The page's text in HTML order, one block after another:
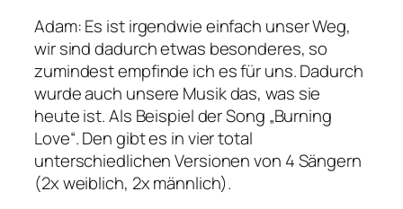
Adam: Es ist irgendwie einfach unser Weg,
wir sind dadurch etwas besonderes, so
zumindest empfinde ich es für uns. Dadurch
wurde auch unsere Musik das, was sie
heute ist. Als Beispiel der Song „Burning
Love“. Den gibt es in vier total
unterschiedlichen Versionen von 4 Sängern
(2x weiblich, 2x männlich).